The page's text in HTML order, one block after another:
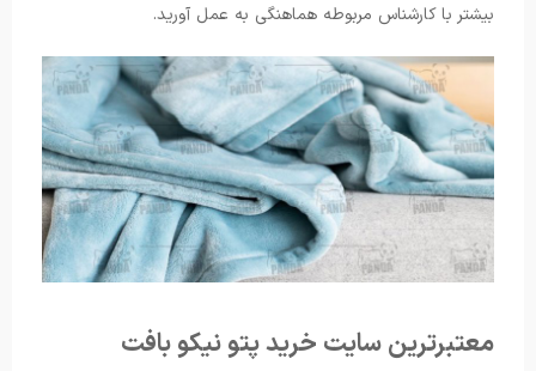
بیشتر با کارشناس مربوطه هماهنگی به عمل آورید.
معتبرترین سایت خرید پتو نیکو بافت